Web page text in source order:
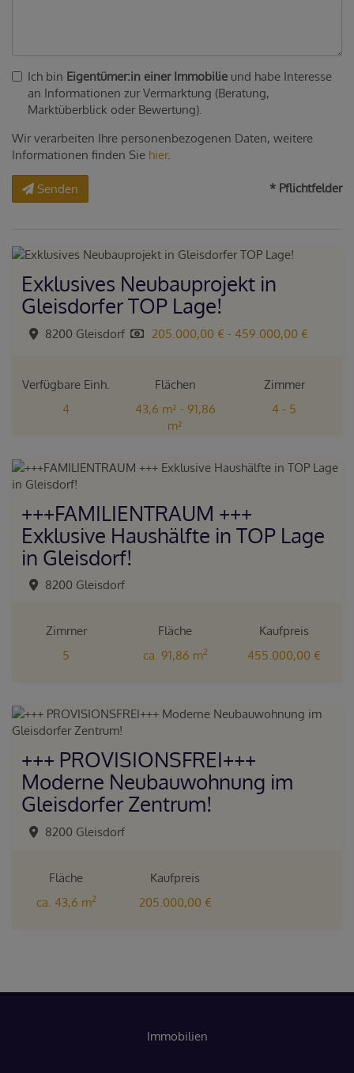
Ich bin Eigentümer:in einer Immobilie und habe Interesse
an Informationen zur Vermarktung (Beratung,
Marktüberblick oder Bewertung).
Wir verarbeiten Ihre personenbezogenen Daten, weitere
Informationen finden Sie hier.
Senden * Pflichtfelder
Exklusives Neubauprojekt in
Gleisdorfer TOP Lage!
8200 Gleisdorf 205.000,00 € - 459.000,00 €
Verfügbare Einh.
4
Flächen
43,6 m² - 91,86
m²
Zimmer
4 - 5
+++FAMILIENTRAUM +++
Exklusive Haushälfte in TOP Lage
in Gleisdorf!
8200 Gleisdorf
Zimmer
5
Fläche
ca. 91,86 m2
Kaufpreis
455.000,00 €
+++ PROVISIONSFREI+++
Moderne Neubauwohnung im
Gleisdorfer Zentrum!
8200 Gleisdorf
Fläche
ca. 43,6 m2
Kaufpreis
205.000,00 €
Immobilien